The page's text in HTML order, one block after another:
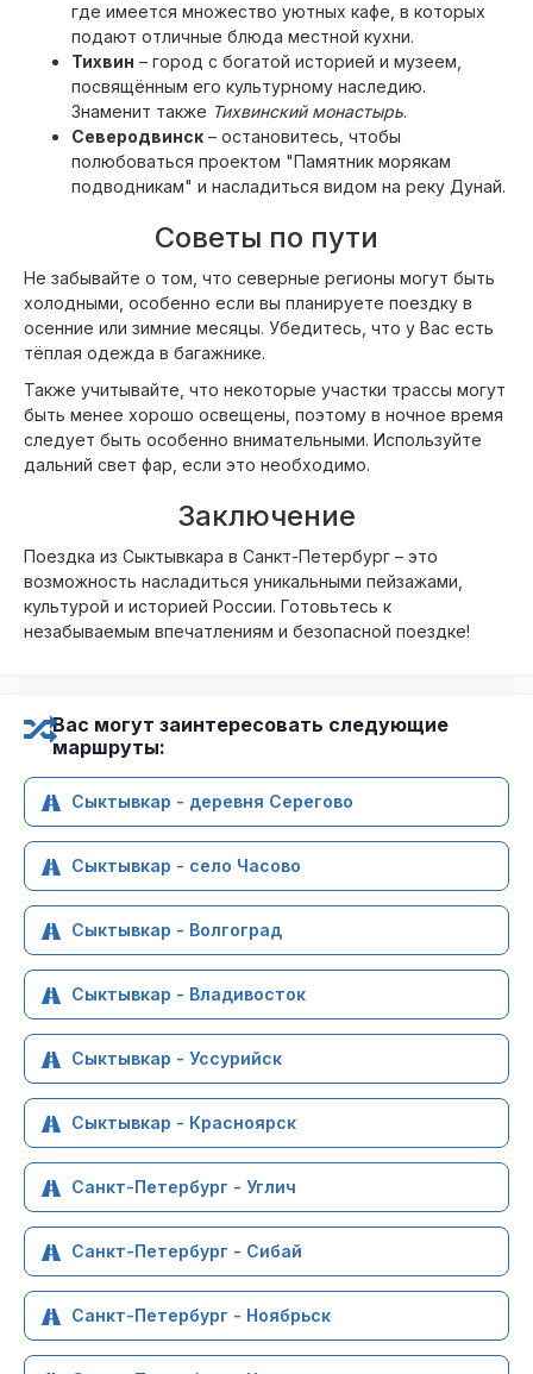
где имеется множество уютных кафе, в которых
подают отличные блюда местной кухни.
Тихвин – город с богатой историей и музеем,
посвящённым его культурному наследию.
Знаменит также Тихвинский монастырь.
Северодвинск – остановитесь, чтобы
полюбоваться проектом "Памятник морякам
подводникам" и насладиться видом на реку Дунай.
Советы по пути
Не забывайте о том, что северные регионы могут быть
холодными, особенно если вы планируете поездку в
осенние или зимние месяцы. Убедитесь, что у Вас есть
тёплая одежда в багажнике.
Также учитывайте, что некоторые участки трассы могут
быть менее хорошо освещены, поэтому в ночное время
следует быть особенно внимательными. Используйте
дальний свет фар, если это необходимо.
Заключение
Поездка из Сыктывкара в Санкт-Петербург – это
возможность насладиться уникальными пейзажами,
культурой и историей России. Готовьтесь к
незабываемым впечатлениям и безопасной поездке!
Вас могут заинтересовать следующие
маршруты:
Сыктывкар - деревня Серегово
Сыктывкар - село Часово
Сыктывкар - Волгоград
Сыктывкар - Владивосток
Сыктывкар - Уссурийск
Сыктывкар - Красноярск
Санкт-Петербург - Углич
Санкт-Петербург - Сибай
Санкт-Петербург - Ноябрьск